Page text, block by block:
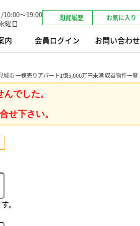
10:00～19:00
曜日
閲覧履歴 お気に入り
内 会員ログイン お問い合わせ
城市 一棟売りアパート1億5,000万円未満 収益物件一覧
でした。
せ下さい。
。